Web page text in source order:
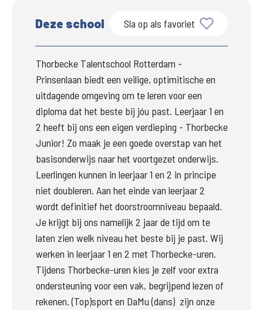
Deze school Sla op als favoriet
Thorbecke Talentschool Rotterdam -
Prinsenlaan biedt een veilige, optimitische en
uitdagende omgeving om te leren voor een
diploma dat het beste bij jóu past. Leerjaar 1 en
2 heeft bij ons een eigen verdieping - Thorbecke
Junior! Zo maak je een goede overstap van het
basisonderwijs naar het voortgezet onderwijs.
Leerlingen kunnen in leerjaar 1 en 2 in principe
niet doubleren. Aan het einde van leerjaar 2
wordt definitief het doorstroomniveau bepaald.
Je krijgt bij ons namelijk 2 jaar de tijd om te
laten zien welk niveau het beste bij je past. Wij
werken in leerjaar 1 en 2 met Thorbecke-uren.
Tijdens Thorbecke-uren kies je zelf voor extra
ondersteuning voor een vak, begrijpend lezen of
rekenen. (Top)sport en DaMu (dans)  zijn onze